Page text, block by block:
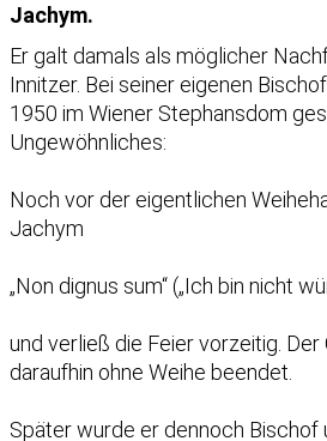
Jachym.
Er galt damals als möglicher
Innitzer. Bei seiner eigenen
1950 im Wiener Stephansdom
Ungewöhnliches:
Noch vor der eigentlichen
Jachym
„Non dignus sum“ („Ich bin nicht
und verließ die Feier vorzeitig.
daraufhin ohne Weihe beendet.
Später wurde er dennoch Bischof